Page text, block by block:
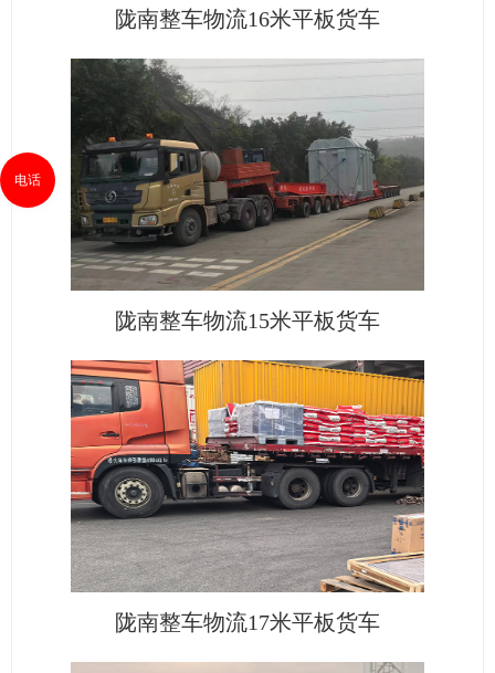
陇南整车物流16米平板货车
陇南整车物流15米平板货车
陇南整车物流17米平板货车
电话